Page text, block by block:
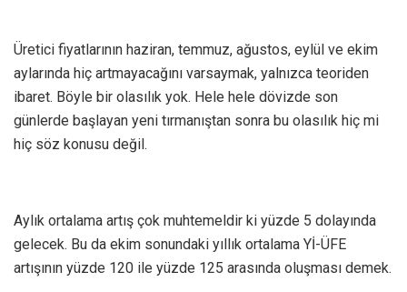
Üretici fiyatlarının haziran, temmuz, ağustos, eylül ve ekim
aylarında hiç artmayacağını varsaymak, yalnızca teoriden
ibaret. Böyle bir olasılık yok. Hele hele dövizde son
günlerde başlayan yeni tırmanıştan sonra bu olasılık hiç mi
hiç söz konusu değil.
Aylık ortalama artış çok muhtemeldir ki yüzde 5 dolayında
gelecek. Bu da ekim sonundaki yıllık ortalama Yİ-ÜFE
artışının yüzde 120 ile yüzde 125 arasında oluşması demek.